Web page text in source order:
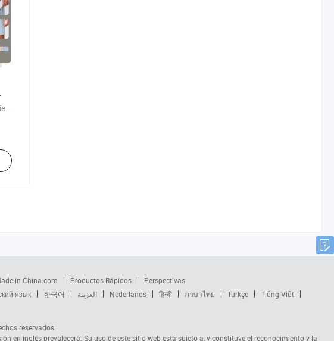
in-China.com Productos Rápidos
Perspectivas
язык 한국어 العربية Nederlands हिन्दी ภาษาไทย Türkçe
Tiếng Việt
reservados.
en inglés prevalecerá. Su uso de este sitio web está sujeto a, y constituye el reconocimiento y la